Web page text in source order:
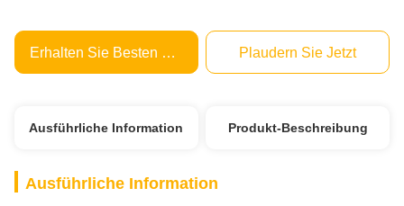
Erhalten Sie Besten Preis Plaudern Sie Jetzt
Ausführliche Information Produkt-Beschreibung
Ausführliche Information